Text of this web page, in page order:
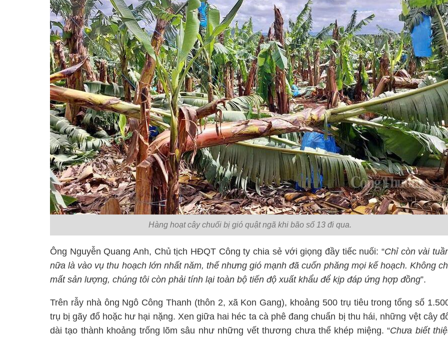
Hàng hoạt cây chuối bị gió quật ngã khi bão số 13 đi qua.
Ông Nguyễn Quang Anh, Chủ tịch HĐQT Công ty chia sẻ với giọng đầy tiếc nuối: “Chỉ còn vài
nữa là vào vụ thu hoạch lớn nhất năm, thế nhưng gió mạnh đã cuốn phăng mọi kế hoạch. Không
mất sản lượng, chúng tôi còn phải tính lại toàn bộ tiến độ xuất khẩu để kịp đáp ứng hợp đồng”.
Trên rẫy nhà ông Ngô Công Thanh (thôn 2, xã Kon Gang), khoảng 500 trụ tiêu trong tổng số
trụ bị gãy đổ hoặc hư hại nặng. Xen giữa hai héc ta cà phê đang chuẩn bị thu hái, những vệt cây
dài tạo thành khoảng trống lõm sâu như những vết thương chưa thể khép miệng. “Chưa biết